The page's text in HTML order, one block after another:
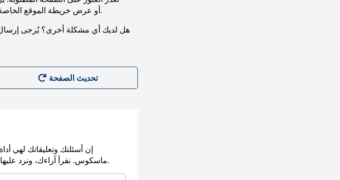
URL، أو عرض خريطة الموقع الخاصة بنا لمساعدتك في العثور على ما تريد.
هل لديك أي مشكلة أخرى؟ يُرجى إرسال
إن أسئلتك وتعليقاتك لهي
ماسكوس. نقرأ آراءك، ونرد عليها، بناء على طلبكم في أسرع وقت ممكن.